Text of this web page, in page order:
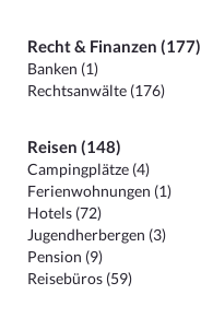
Recht & Finanzen (177)
Banken (1)
Rechtsanwälte (176)
Reisen (148)
Campingplätze (4)
Ferienwohnungen (1)
Hotels (72)
Jugendherbergen (3)
Pension (9)
Reisebüros (59)